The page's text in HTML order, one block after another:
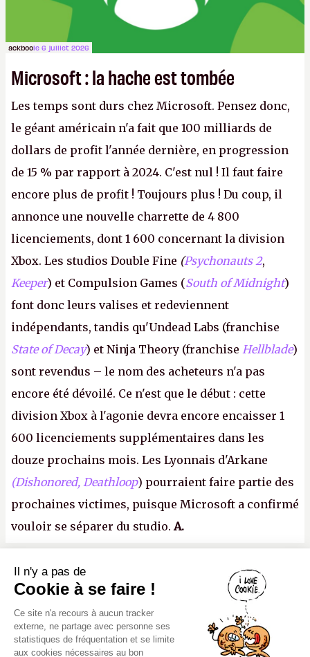
ackboole 6 juillet 2026
Microsoft : la hache est tombée
Les temps sont durs chez Microsoft. Pensez donc,
le géant américain n'a fait que 100 milliards de
dollars de profit l'année dernière, en progression
de 15 % par rapport à 2024. C'est nul ! Il faut faire
encore plus de profit ! Toujours plus ! Du coup, il
annonce une nouvelle charrette de 4 800
licenciements, dont 1 600 concernant la division
Xbox. Les studios Double Fine (Psychonauts 2,
Keeper) et Compulsion Games (South of Midnight)
font donc leurs valises et redeviennent
indépendants, tandis qu'Undead Labs (franchise
State of Decay) et Ninja Theory (franchise Hellblade)
sont revendus – le nom des acheteurs n'a pas
encore été dévoilé. Ce n'est que le début : cette
division Xbox à l'agonie devra encore encaisser 1
600 licenciements supplémentaires dans les
douze prochains mois. Les Lyonnais d'Arkane
(Dishonored, Deathloop) pourraient faire partie des
prochaines victimes, puisque Microsoft a confirmé
vouloir se séparer du studio.A.
Canard PC
Kiosque numérique
Boutique
Il n'y a pas de
Cookie à se faire !
Ce site n'a recours à aucun tracker
externe, ne partage avec personne ses
statistiques de fréquentation et se limite
aux cookies nécessaires au bon